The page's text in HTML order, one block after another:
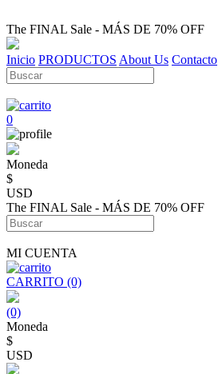
The FINAL Sale - MÁS DE 70% OFF
Inicio PRODUCTOS About Us Contacto
0
Moneda
$
USD
The FINAL Sale - MÁS DE 70% OFF
MI CUENTA
CARRITO (0)
(0)
Moneda
$
USD